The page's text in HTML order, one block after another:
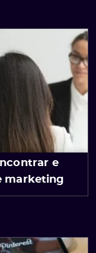
e
marketing